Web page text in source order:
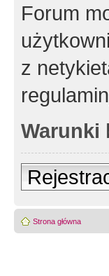
Forum
z
Warunki
Strona główna